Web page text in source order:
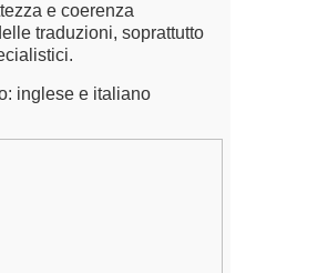
e coerenza
traduzioni, soprattutto
inglese e italiano